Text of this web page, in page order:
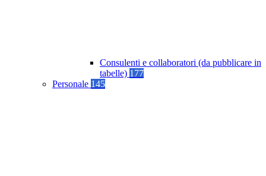
Consulenti e collaboratori (da pubblicare in
tabelle) 177
Personale 145